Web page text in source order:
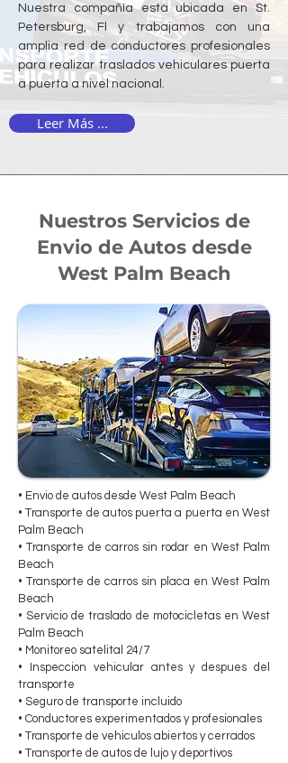
Nuestra compañía está ubicada en St.
Petersburg, Fl y trabajamos con una
amplia red de conductores profesionales
para realizar traslados vehiculares puerta
a puerta a nivel nacional.
Leer Más ...
Nuestros Servicios de
Envio de Autos desde
West Palm Beach
• Envio de autos desde West Palm Beach
• Transporte de autos puerta a puerta en West
Palm Beach
• Transporte de carros sin rodar en West Palm
Beach
• Transporte de carros sin placa en West Palm
Beach
• Servicio de traslado de motocicletas en West
Palm Beach
• Monitoreo satelital 24/7
• Inspeccion vehicular antes y despues del
transporte
• Seguro de transporte incluido
• Conductores experimentados y profesionales
• Transporte de vehiculos abiertos y cerrados
• Transporte de autos de lujo y deportivos